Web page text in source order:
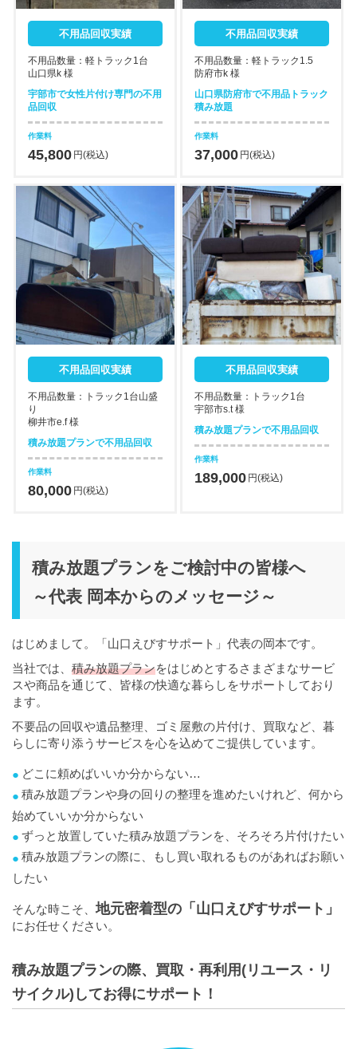
不用品回収実績
不用品数量：軽トラック1台
山口県k 様
宇部市で女性片付け専門の不用
品回収
作業料
45,800 円(税込)
不用品回収実績
不用品数量：軽トラック1.5
防府市k 様
山口県防府市で不用品トラック
積み放題
作業料
37,000 円(税込)
不用品回収実績
不用品数量：トラック1台山盛
り
柳井市e.f 様
積み放題プランで不用品回収
作業料
80,000 円(税込)
不用品回収実績
不用品数量：トラック1台
宇部市s.t 様
積み放題プランで不用品回収
作業料
189,000 円(税込)
積み放題プランをご検討中の皆様へ
～代表 岡本からのメッセージ～
はじめまして。「山口えびすサポート」代表の岡本です。
当社では、 積み放題プランをはじめとするさまざまなサービ
スや商品を通じて、皆様の快適な暮らしをサポートしており
ます。
不要品の回収や遺品整理、ゴミ屋敷の片付け、買取など、暮
らしに寄り添うサービスを心を込めてご提供しています。
どこに頼めばいいか分からない…
積み放題プランや身の回りの整理を進めたいけれど、何から
始めていいか分からない
ずっと放置していた積み放題プランを、そろそろ片付けたい
積み放題プランの際に、もし買い取れるものがあればお願い
したい
そんな時こそ、地元密着型の「山口えびすサポート」
にお任せください。
積み放題プランの際、買取・再利用(リユース・リ
サイクル)してお得にサポート！